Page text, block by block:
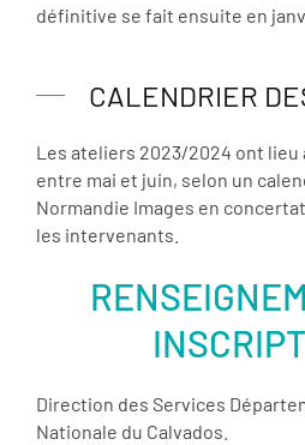
définitive se fait ensuite en
CALENDRIER
Les ateliers 2023/2024 ont
entre mai et juin, selon un
Normandie Images en
les intervenants.
Direction des Services
Nationale du Calvados.